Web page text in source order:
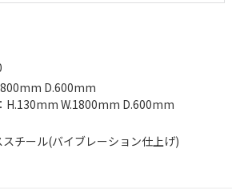
D.600mm
H.130mm W.1800mm D.600mm
チール(バイブレーション仕上げ)